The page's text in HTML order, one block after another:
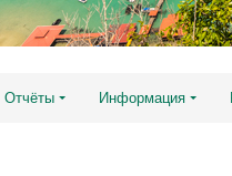
Отчёты Информация